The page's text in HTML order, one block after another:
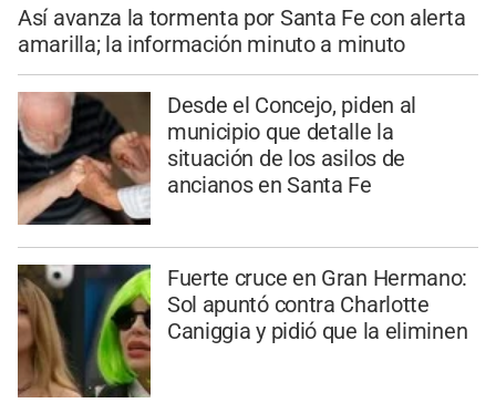
Así avanza la tormenta por Santa Fe con alerta
amarilla; la información minuto a minuto
Desde el Concejo, piden al
municipio que detalle la
situación de los asilos de
ancianos en Santa Fe
Fuerte cruce en Gran Hermano:
Sol apuntó contra Charlotte
Caniggia y pidió que la eliminen